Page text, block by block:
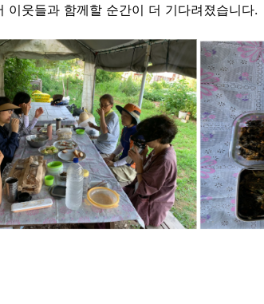
이웃들과 함께할 순간이 더 기다려졌습니다.